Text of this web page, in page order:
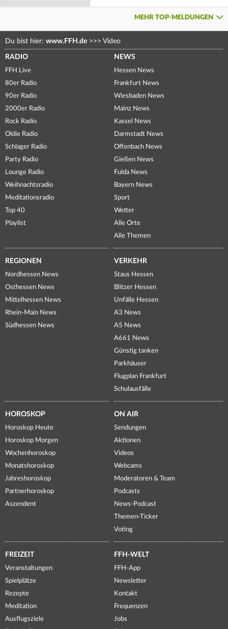
MEHR TOP-MELDUNGEN
Du bist hier: www.FFH.de >>> Video
RADIO
FFH Live
80er Radio
90er Radio
2000er Radio
Rock Radio
Oldie Radio
Schlager Radio
Party Radio
Lounge Radio
Weihnachtsradio
Meditationsradio
Top 40
Playlist
NEWS
Hessen News
Frankfurt News
Wiesbaden News
Mainz News
Kassel News
Darmstadt News
Offenbach News
Gießen News
Fulda News
Bayern News
Sport
Wetter
Alle Orte
Alle Themen
REGIONEN
Nordhessen News
Osthessen News
Mittelhessen News
Rhein-Main News
Südhessen News
VERKEHR
Staus Hessen
Blitzer Hessen
Unfälle Hessen
A3 News
A5 News
A661 News
Günstig tanken
Parkhäuser
Flugplan Frankfurt
Schulausfälle
HOROSKOP
Horoskop Heute
Horoskop Morgen
Wochenhoroskop
Monatshoroskop
Jahreshoroskop
Partnerhoroskop
Aszendent
ON AIR
Sendungen
Aktionen
Videos
Webcams
Moderatoren & Team
Podcasts
News-Podcast
Themen-Ticker
Voting
FREIZEIT
Veranstaltungen
Spielplätze
Rezepte
Meditation
Ausflugsziele
FFH-WELT
FFH-App
Newsletter
Kontakt
Frequenzen
Jobs